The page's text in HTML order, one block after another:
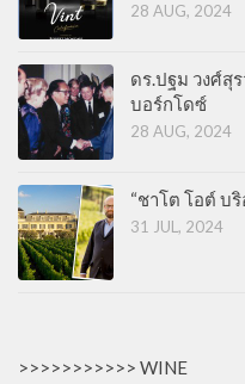
28 AUG, 2024
ดร.ปฐม วงศ์สุ
บอร์กโดซ์
28 AUG, 2024
“ชาโต โอต์ บ
31 JUL, 2024
>>>>>>>>>>> WINE